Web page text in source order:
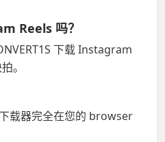
Reels 吗？
下载 Instagram
。
载器完全在您的 browser